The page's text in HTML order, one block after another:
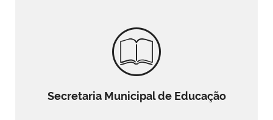
Secretaria Municipal de Educação